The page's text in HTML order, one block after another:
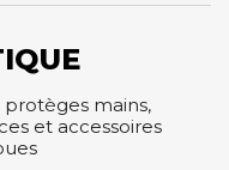
protèges mains,
et accessoires